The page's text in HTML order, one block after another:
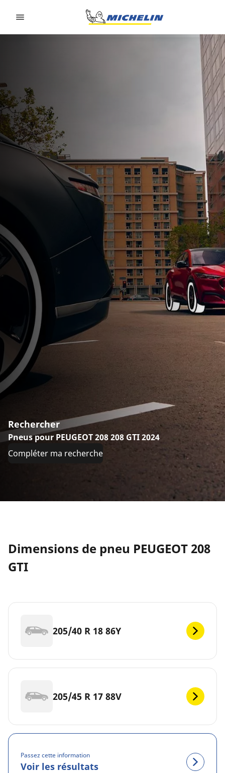
Rechercher
Pneus pour PEUGEOT 208 208 GTI 2024
Compléter ma recherche
Dimensions de pneu PEUGEOT 208
GTI
205/40 R 18 86Y
205/45 R 17 88V
Passez cette information
Voir les résultats